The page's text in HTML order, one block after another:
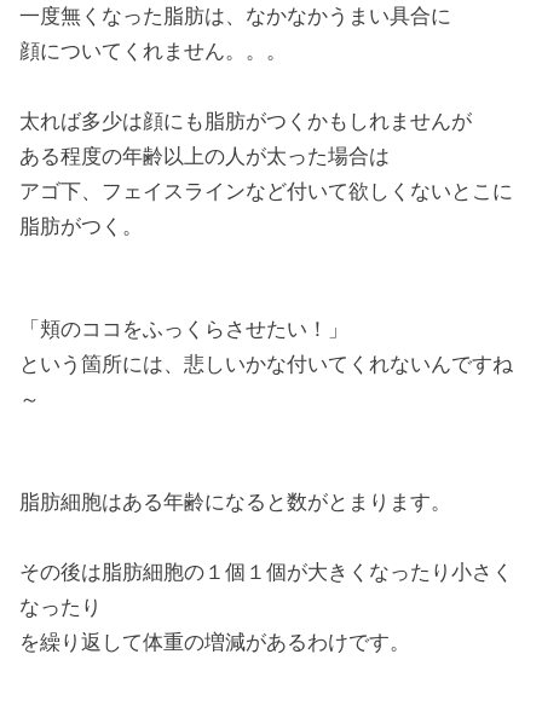
一度無くなった脂肪は、なかなかうまい具合に
顔についてくれません。。。
太れば多少は顔にも脂肪がつくかもしれませんが
ある程度の年齢以上の人が太った場合は
アゴ下、フェイスラインなど付いて欲しくないとこに
脂肪がつく。
「頬のココをふっくらさせたい！」
という箇所には、悲しいかな付いてくれないんですね
～
脂肪細胞はある年齢になると数がとまります。
その後は脂肪細胞の１個１個が大きくなったり小さく
なったり
を繰り返して体重の増減があるわけです。